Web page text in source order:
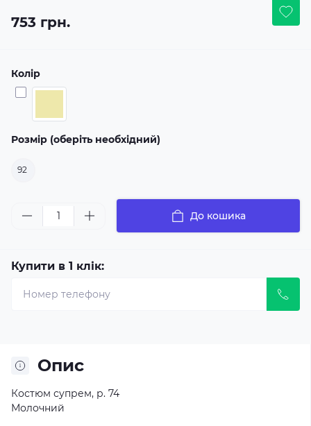
753 грн.
Колір
Розмір (оберіть необхідний)
92
До кошика
Купити в 1 клік:
Опис
Костюм супрем, р. 74
Молочний